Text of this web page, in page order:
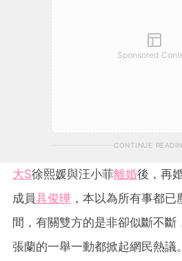
Sponsored
CONTINUE
大S徐熙媛與汪小菲離婚後，再
成員具俊曄 ，本以為所有事都
間，有關雙方的是非卻似斷不斷
張蘭的一舉一動都掀起網民熱議。